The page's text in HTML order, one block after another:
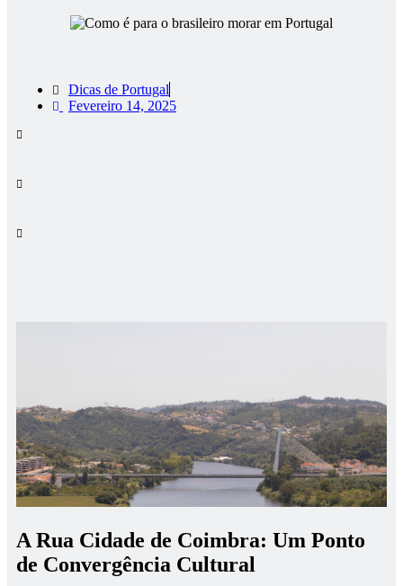
Dicas de Portugal
Fevereiro 14, 2025
A Rua Cidade de Coimbra: Um Ponto
de Convergência Cultural